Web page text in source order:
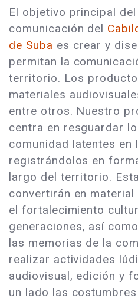
El objetivo principal
comunicación del
de Suba es crear y
permitan la
territorio. Los
materiales
entre otros. Nuestro
centra en resguardar
comunidad latentes en
registrándolos en
largo del territorio.
convertirán en
el fortalecimiento
generaciones, así
las memorias de la
realizar actividades
audiovisual, edición y
un lado las